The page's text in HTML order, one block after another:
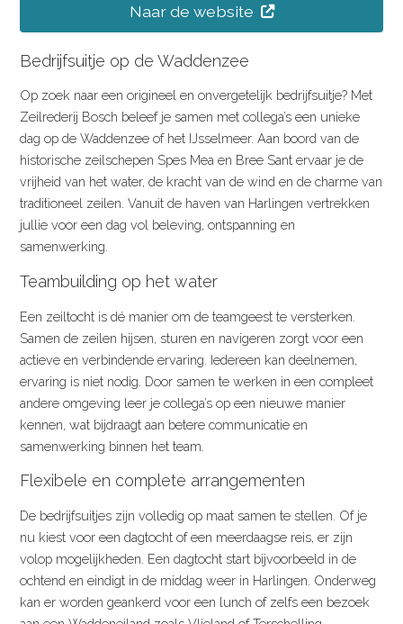
Naar de website
Bedrijfsuitje op de Waddenzee
Op zoek naar een origineel en onvergetelijk bedrijfsuitje? Met
Zeilrederij Bosch beleef je samen met collega’s een unieke
dag op de Waddenzee of het IJsselmeer. Aan boord van de
historische zeilschepen Spes Mea en Bree Sant ervaar je de
vrijheid van het water, de kracht van de wind en de charme van
traditioneel zeilen. Vanuit de haven van Harlingen vertrekken
jullie voor een dag vol beleving, ontspanning en
samenwerking.
Teambuilding op het water
Een zeiltocht is dé manier om de teamgeest te versterken.
Samen de zeilen hijsen, sturen en navigeren zorgt voor een
actieve en verbindende ervaring. Iedereen kan deelnemen,
ervaring is niet nodig. Door samen te werken in een compleet
andere omgeving leer je collega’s op een nieuwe manier
kennen, wat bijdraagt aan betere communicatie en
samenwerking binnen het team.
Flexibele en complete arrangementen
De bedrijfsuitjes zijn volledig op maat samen te stellen. Of je
nu kiest voor een dagtocht of een meerdaagse reis, er zijn
volop mogelijkheden. Een dagtocht start bijvoorbeeld in de
ochtend en eindigt in de middag weer in Harlingen. Onderweg
kan er worden geankerd voor een lunch of zelfs een bezoek